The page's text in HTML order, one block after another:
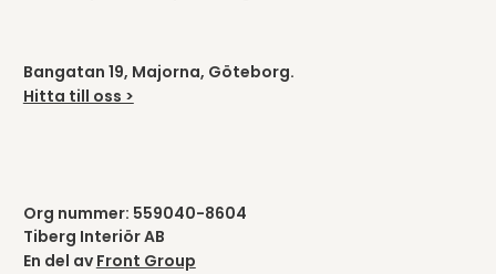
Bangatan 19, Majorna, Göteborg.
Hitta till oss >
Org nummer: 559040-8604
Tiberg Interiör AB
En del av Front Group